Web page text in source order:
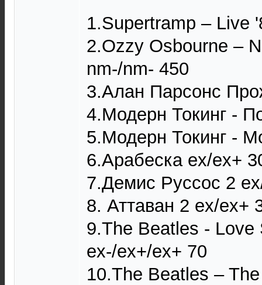
1.Supertramp ‎– Live
2.Ozzy Osbourne ‎–
nm-/nm- 450
3.Алан Парсонс
4.Модерн Токинг -
5.Модерн Токинг -
6.Арабеска ex/ex+
7.Демис Руссос 2
8. Аттаван 2 ex/ex+
9.The Beatles - Love
ex-/ex+/ex+ 70
10.The Beatles ‎–